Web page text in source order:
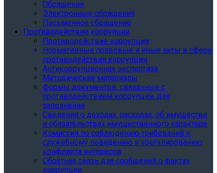
Обращения
Электронные обращения
Письменное обращение
Противодействие коррупции
Противодействие коррупции
Нормативные правовые и иные акты в сфере
противодействия коррупции
Антикоррупционная экспертиза
Методические материалы
Формы документов, связанные с
противодействием коррупции, для
заполнения
Сведения о доходах, расходах, об имуществе
и обязательствах имущественного характера
Комиссия по соблюдению требований к
служебному поведению и урегулированию
конфликта интересов
Обратная связь для сообщений о фактах
коррупции